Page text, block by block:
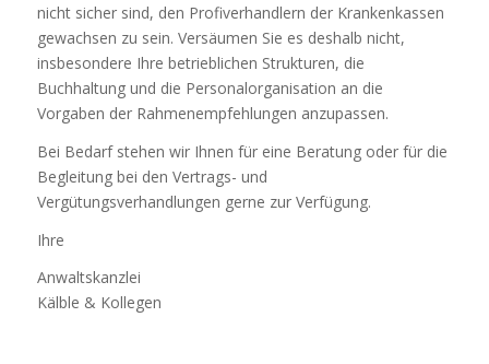
nicht sicher sind, den Profiverhandlern der Krankenkassen
gewachsen zu sein. Versäumen Sie es deshalb nicht,
insbesondere Ihre betrieblichen Strukturen, die
Buchhaltung und die Personalorganisation an die
Vorgaben der Rahmenempfehlungen anzupassen.
Bei Bedarf stehen wir Ihnen für eine Beratung oder für die
Begleitung bei den Vertrags- und
Vergütungsverhandlungen gerne zur Verfügung.
Ihre
Anwaltskanzlei
Kälble & Kollegen